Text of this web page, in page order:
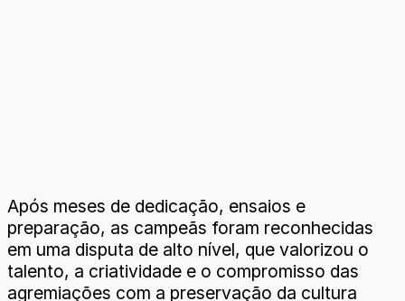
Após meses de dedicação, ensaios e
preparação, as campeãs foram reconhecidas
em uma disputa de alto nível, que valorizou o
talento, a criatividade e o compromisso das
agremiações com a preservação da cultura